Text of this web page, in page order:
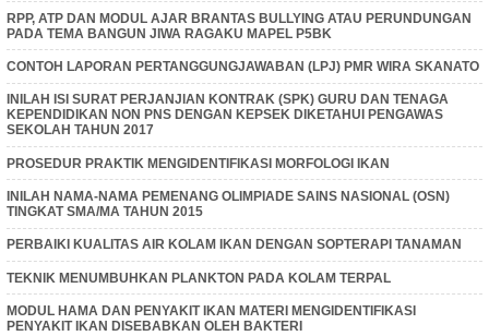
RPP, ATP DAN MODUL AJAR BRANTAS BULLYING ATAU PERUNDUNGAN
PADA TEMA BANGUN JIWA RAGAKU MAPEL P5BK
CONTOH LAPORAN PERTANGGUNGJAWABAN (LPJ) PMR WIRA SKANATO
INILAH ISI SURAT PERJANJIAN KONTRAK (SPK) GURU DAN TENAGA
KEPENDIDIKAN NON PNS DENGAN KEPSEK DIKETAHUI PENGAWAS
SEKOLAH TAHUN 2017
PROSEDUR PRAKTIK MENGIDENTIFIKASI MORFOLOGI IKAN
INILAH NAMA-NAMA PEMENANG OLIMPIADE SAINS NASIONAL (OSN)
TINGKAT SMA/MA TAHUN 2015
PERBAIKI KUALITAS AIR KOLAM IKAN DENGAN SOPTERAPI TANAMAN
TEKNIK MENUMBUHKAN PLANKTON PADA KOLAM TERPAL
MODUL HAMA DAN PENYAKIT IKAN MATERI MENGIDENTIFIKASI
PENYAKIT IKAN DISEBABKAN OLEH BAKTERI